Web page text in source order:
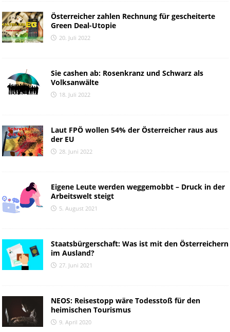
Österreicher zahlen Rechnung für gescheiterte
Green Deal-Utopie
20. Juli 2022
Sie cashen ab: Rosenkranz und Schwarz als
Volksanwälte
18. Juli 2022
Laut FPÖ wollen 54% der Österreicher raus aus
der EU
28. Juni 2022
Eigene Leute werden weggemobbt – Druck in der
Arbeitswelt steigt
5. August 2021
Staatsbürgerschaft: Was ist mit den Österreichern
im Ausland?
27. Juni 2021
NEOS: Reisestopp wäre Todesstoß für den
heimischen Tourismus
9. April 2020